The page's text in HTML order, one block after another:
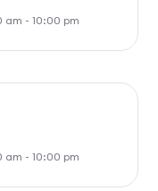
am - 10:00 pm
am - 10:00 pm